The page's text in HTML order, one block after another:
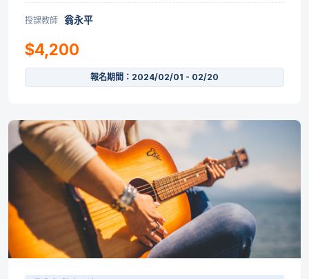
授課教師 翁永平
$4,200
報名期間：2024/02/01 - 02/20